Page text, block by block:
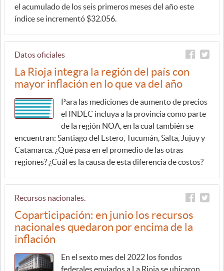
el acumulado de los seis primeros meses del año este
índice se incrementó $32.056.
Datos oficiales
La Rioja integra la región del país con
mayor inflación en lo que va del año
Para las mediciones de aumento de precios
el INDEC incluya a la provincia como parte
de la región NOA, en la cual también se
encuentran: Santiago del Estero, Tucumán, Salta, Jujuy y
Catamarca. ¿Qué pasa en el promedio de las otras
regiones? ¿Cuál es la causa de esta diferencia de costos?
Recursos nacionales.
Coparticipación: en junio los recursos
nacionales quedaron por encima de la
inflación
En el sexto mes del 2022 los fondos
federales enviados a La Rioja se ubicaron